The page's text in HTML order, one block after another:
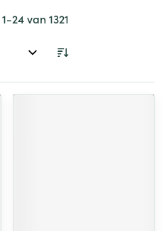
1-24van1321